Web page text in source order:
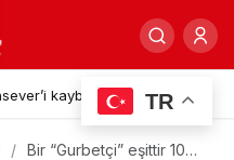
Ticaret Müşavirliği’nin
Hollanda Pazar
Bir “Gurbetçi” eşittir 10
0 Paylaş
TR